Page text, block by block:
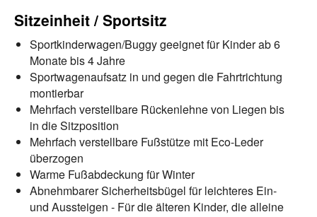
Sitzeinheit / Sportsitz
Sportkinderwagen/Buggy geeignet für Kinder ab 6
Monate bis 4 Jahre
Sportwagenaufsatz in und gegen die Fahrtrichtung
montierbar
Mehrfach verstellbare Rückenlehne von Liegen bis
in die Sitzposition
Mehrfach verstellbare Fußstütze mit Eco-Leder
überzogen
Warme Fußabdeckung für Winter
Abnehmbarer Sicherheitsbügel für leichteres Ein-
und Aussteigen - Für die älteren Kinder, die alleine